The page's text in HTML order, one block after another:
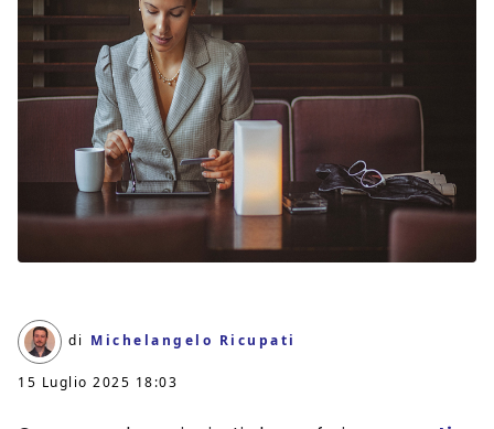
di Michelangelo Ricupati
15 Luglio 2025 18:03